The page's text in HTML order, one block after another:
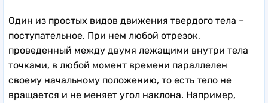
Один из простых видов движения твердого тела –
поступательное. При нем любой отрезок,
проведенный между двумя лежащими внутри тела
точками, в любой момент времени параллелен
своему начальному положению, то есть тело не
вращается и не меняет угол наклона. Например,